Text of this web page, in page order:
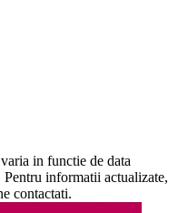
in functie de data
informatii actualizate,
contactati.